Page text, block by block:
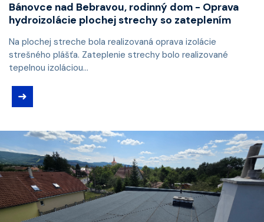
Bánovce nad Bebravou, rodinný dom - Oprava
hydroizolácie plochej strechy so zateplením
Na plochej streche bola realizovaná oprava izolácie
strešného plášťa. Zateplenie strechy bolo realizované
tepelnou izoláciou...
➜